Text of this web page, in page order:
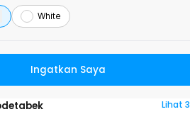
White
Ingatkan Saya
Lihat 3